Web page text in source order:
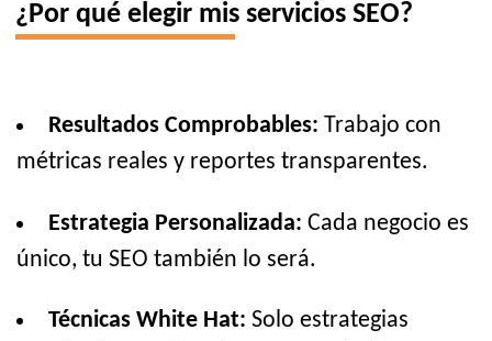
¿Por qué elegir mis servicios SEO?
Resultados Comprobables: Trabajo con
métricas reales y reportes transparentes.
Estrategia Personalizada: Cada negocio es
único, tu SEO también lo será.
Técnicas White Hat: Solo estrategias